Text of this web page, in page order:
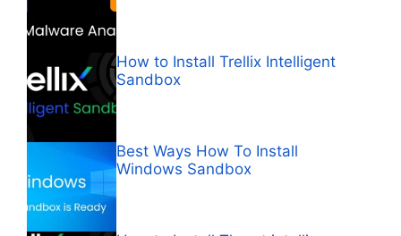
How to Install Trellix Intelligent
Sandbox
Best Ways How To Install
Windows Sandbox